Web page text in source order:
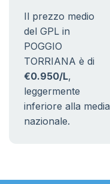
Il prezzo medio
del GPL in
POGGIO
TORRIANA è di
€0.950/L,
leggermente
inferiore alla media
nazionale.